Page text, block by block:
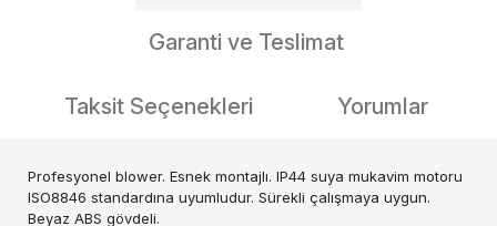
Garanti ve Teslimat
Taksit Seçenekleri Yorumlar
Profesyonel blower. Esnek montajlı. IP44 suya mukavim motoru
ISO8846 standardına uyumludur. Sürekli çalışmaya uygun.
Beyaz ABS gövdeli.